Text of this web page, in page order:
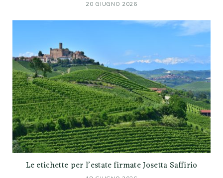
20 GIUGNO 2026
Le etichette per l’estate firmate Josetta Saffirio